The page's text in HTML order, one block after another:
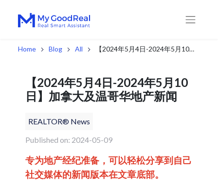
Home Blog All 【2024年5月4日-2024年5月10日】加拿大及温哥华地产新闻
【2024年5月4日-2024年5月10
日】加拿大及温哥华地产新闻
REALTOR® News
Published on: 2024-05-09
专为地产经纪准备，可以轻松分享到自己
社交媒体的新闻版本在文章底部。